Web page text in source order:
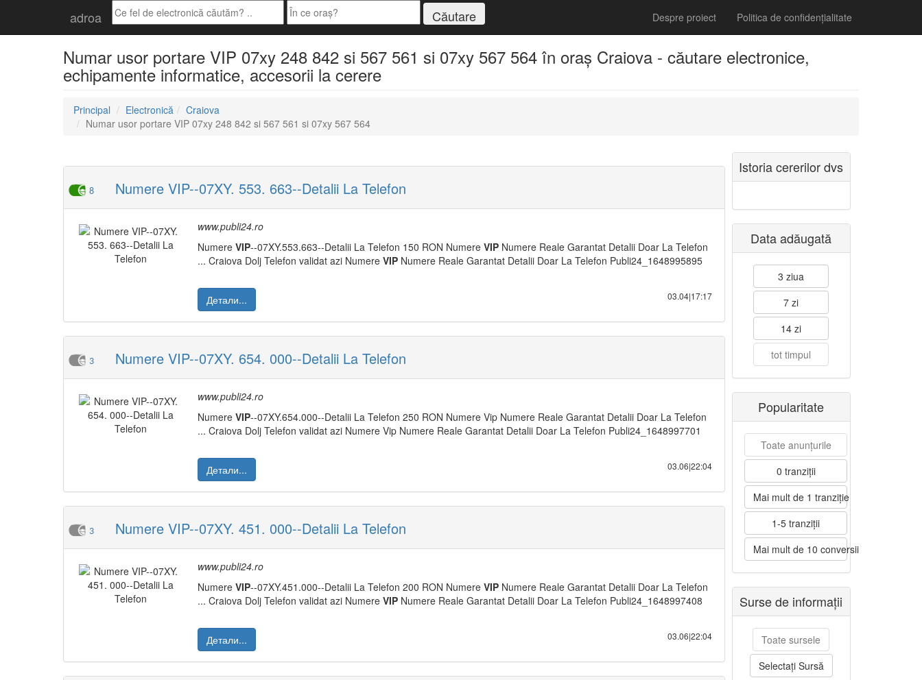
adroa Despre proiect Politica de confidențialitate
Numar usor portare VIP 07xy 248 842 si 567 561 si 07xy 567 564 în oraș Craiova - căutare electronice,
echipamente informatice, accesorii la cerere
Principal Electronică
Craiova
Numar usor portare VIP 07xy 248 842 si 567 561 si 07xy 567 564
8 Numere VIP--07XY. 553. 663--Detalii La Telefon
www.publi24.ro
Numere VIP--07XY.553.663--Detalii La Telefon 150 RON Numere VIP Numere Reale Garantat Detalii Doar La Telefon
... Craiova Dolj Telefon validat azi Numere VIP Numere Reale Garantat Detalii Doar La Telefon Publi24_1648995895
Детали... 03.04|17:17
3 Numere VIP--07XY. 654. 000--Detalii La Telefon
www.publi24.ro
Numere VIP--07XY.654.000--Detalii La Telefon 250 RON Numere Vip Numere Reale Garantat Detalii Doar La Telefon
... Craiova Dolj Telefon validat azi Numere Vip Numere Reale Garantat Detalii Doar La Telefon Publi24_1648997701
Детали... 03.06|22:04
3 Numere VIP--07XY. 451. 000--Detalii La Telefon
www.publi24.ro
Numere VIP--07XY.451.000--Detalii La Telefon 200 RON Numere VIP Numere Reale Garantat Detalii Doar La Telefon
... Craiova Dolj Telefon validat azi Numere VIP Numere Reale Garantat Detalii Doar La Telefon Publi24_1648997408
Детали... 03.06|22:04
Istoria cererilor dvs
Data adăugată
3 ziua
7 zi
14 zi
tot timpul
Popularitate
Toate anunțurile
0 tranziții
Mai mult de 1 tranziție
1-5 tranziții
Mai mult de 10 conversii
Surse de informații
Toate sursele
Selectați Sursă